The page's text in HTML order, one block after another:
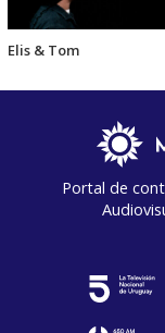
Elis & Tom
Portal de